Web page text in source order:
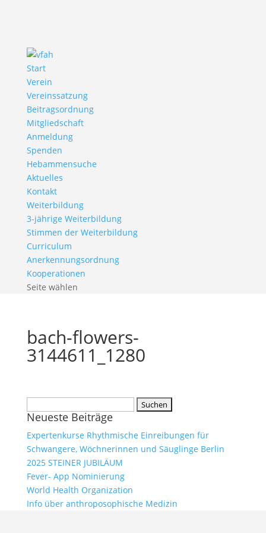
Start
Verein
Vereinssatzung
Beitragsordnung
Mitgliedschaft
Anmeldung
Spenden
Hebammensuche
Aktuelles
Kontakt
Weiterbildung
3-jährige Weiterbildung
Stimmen der Weiterbildung
Curriculum
Anerkennungsordnung
Kooperationen
Seite wählen
bach-flowers-
3144611_1280
nach:
Neueste Beiträge
Expertenkurse Rhythmische Einreibungen für
Schwangere, Wöchnerinnen und Säuglinge Berlin
2025 STEINER JUBILÄUM
Fever- App Nominierung
World Health Organization
Info über anthroposophische Medizin